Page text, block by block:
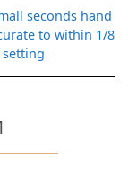
seconds hand
to within 1/8